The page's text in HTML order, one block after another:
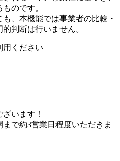
のです。
、本機能では事業者の比較・
判断は行いません。
用ください
います！
で約3営業日程度いただきま